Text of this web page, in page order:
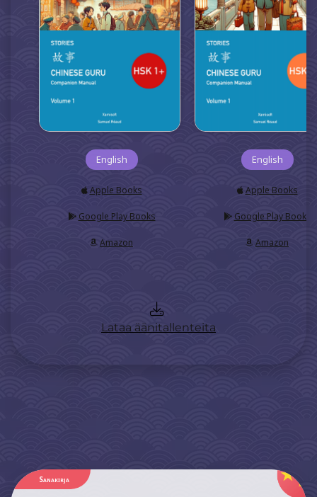
English
Apple Books
Google Play Books
Amazon
English
Apple Books
Google Play Books
Amazon
Lataa äänitallenteita
Sanakirja